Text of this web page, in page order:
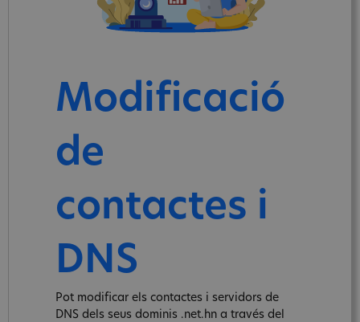
Modificació
de
contactes i
DNS
Pot modificar els contactes i servidors de
DNS dels seus dominis .net.hn a través del